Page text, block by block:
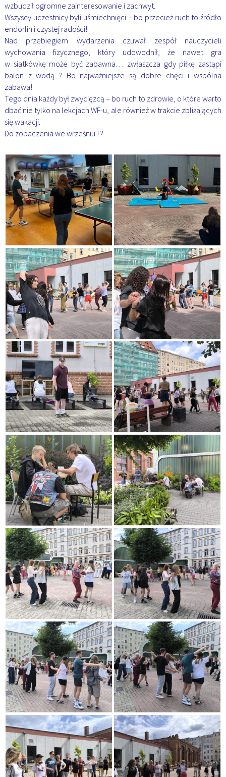
wzbudził ogromne zainteresowanie i zachwyt.
Wszyscy uczestnicy byli uśmiechnięci – bo przecież ruch to źródło
endorfin i czystej radości!
Nad przebiegiem wydarzenia czuwał zespół nauczycieli
wychowania fizycznego, który udowodnił, że nawet gra
w siatkówkę może być zabawna… zwłaszcza gdy piłkę zastąpi
balon z wodą ? Bo najważniejsze są dobre chęci i wspólna
zabawa!
Tego dnia każdy był zwycięzcą – bo ruch to zdrowie, o które warto
dbać nie tylko na lekcjach WF-u, ale również w trakcie zbliżających
się wakacji.
Do zobaczenia we wrześniu ! ?